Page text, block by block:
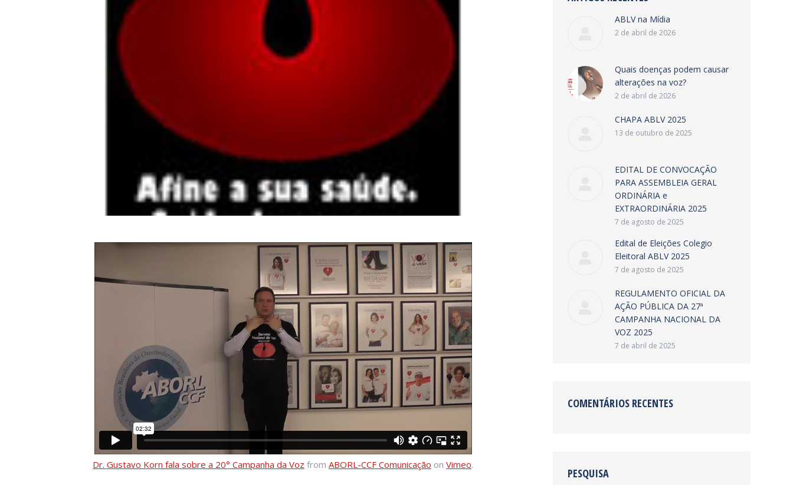
Dr. Gustavo Korn fala sobre a 20° Campanha da Voz from ABORL-CCF Comunicação on Vimeo.
ABLV na Mídia
2 de abril de 2026
Quais doenças podem causar
alterações na voz?
2 de abril de 2026
CHAPA ABLV 2025
13 de outubro de 2025
EDITAL DE CONVOCAÇÃO
PARA ASSEMBLEIA GERAL
ORDINÁRIA e
EXTRAORDINÁRIA 2025
7 de agosto de 2025
Edital de Eleições Colegio
Eleitoral ABLV 2025
7 de agosto de 2025
REGULAMENTO OFICIAL DA
AÇÃO PÚBLICA DA 27ª
CAMPANHA NACIONAL DA
VOZ 2025
7 de abril de 2025
COMENTÁRIOS RECENTES
PESQUISA